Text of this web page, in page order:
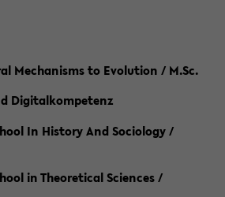
Mechanisms to Evolution / M.Sc.
Digitalkompetenz
In History And Sociology /
in Theoretical Sciences /